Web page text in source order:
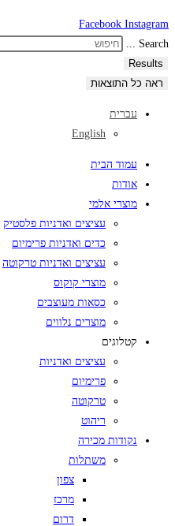
Facebook Instagram
Search ...
Results
ראה כל התוצאות
עברית
English
עמוד הבית
אודות
מוצרי אלמי
עציצים ואדניות פלסטיק
כדים ואדניות פרימיום
עציצים ואדניות טרקוטה
מוצרי קוקוס
כסאות מעוצבים
מוצרים נלווים
קטלוגים
עציצים ואדניות
פרימיום
טרקוטה
ריהוט
נקודות מכירה
משתלות
צפון
מרכז
דרום